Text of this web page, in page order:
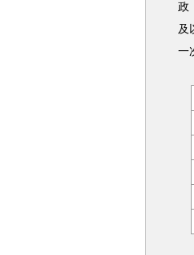
政
及
一